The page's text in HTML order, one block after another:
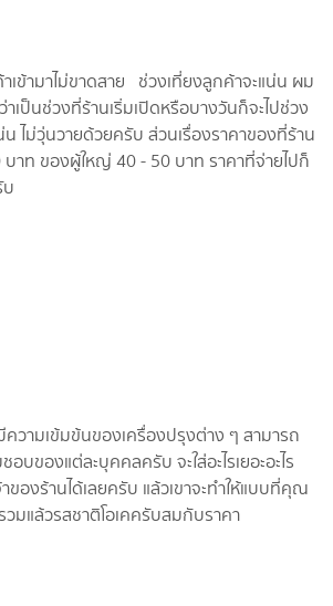
เข้ามาไม่ขาดสาย ช่วงเที่ยงลูกค้าจะแน่น ผม
าเป็นช่วงที่ร้านเริ่มเปิดหรือบางวันก็จะไปช่วง
น ไม่วุ่นวายด้วยครับ ส่วนเรื่องราคาของที่ร้าน
าท ของผู้ใหญ่ 40 - 50 บาท ราคาที่จ่ายไปก็
วามเข้มข้นของเครื่องปรุงต่าง ๆ สามารถ
บของแต่ละบุคคลครับ จะใส่อะไรเยอะอะไร
องร้านได้เลยครับ แล้วเขาจะทำให้แบบที่คุณ
มแล้วรสชาติโอเคครับสมกับราคา